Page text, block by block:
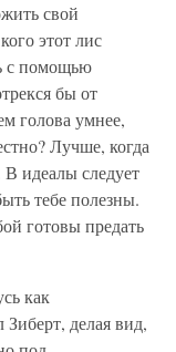
свой
этот лис
с помощью
бы от
голова умнее,
Лучше, когда
В идеалы следует
тебе полезны.
готовы предать
как
делая вид,